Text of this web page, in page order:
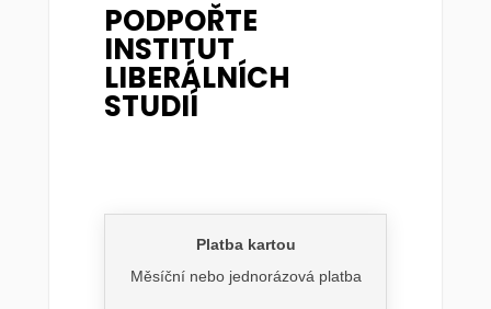
PODPOŘTE
INSTITUT
LIBERÁLNÍCH
STUDIÍ